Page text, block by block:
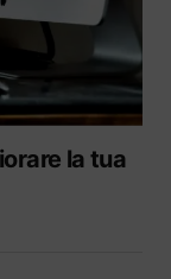
la tua